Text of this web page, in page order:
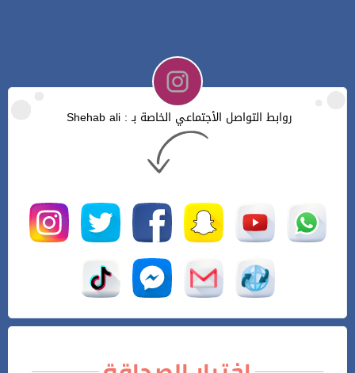
روابط التواصل الأجتماعي الخاصة بـ : Shehab ali